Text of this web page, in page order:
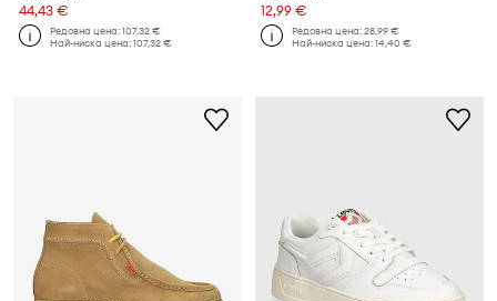
44,43 €
Редовна цена:107,32 €
Най-ниска цена:107,32 €
12,99 €
Редовна цена:28,99 €
Най-ниска цена:14,40 €